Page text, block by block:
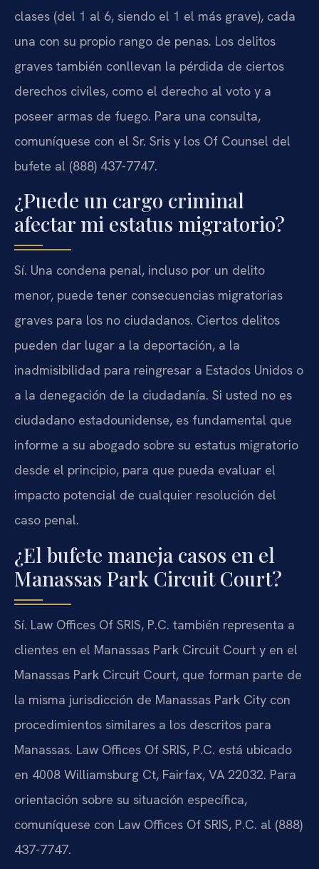
clases (del 1 al 6, siendo el 1 el más grave), cada
una con su propio rango de penas. Los delitos
graves también conllevan la pérdida de ciertos
derechos civiles, como el derecho al voto y a
poseer armas de fuego. Para una consulta,
comuníquese con el Sr. Sris y los Of Counsel del
bufete al (888) 437-7747.
¿Puede un cargo criminal
afectar mi estatus migratorio?
Sí. Una condena penal, incluso por un delito
menor, puede tener consecuencias migratorias
graves para los no ciudadanos. Ciertos delitos
pueden dar lugar a la deportación, a la
inadmisibilidad para reingresar a Estados Unidos o
a la denegación de la ciudadanía. Si usted no es
ciudadano estadounidense, es fundamental que
informe a su abogado sobre su estatus migratorio
desde el principio, para que pueda evaluar el
impacto potencial de cualquier resolución del
caso penal.
¿El bufete maneja casos en el
Manassas Park Circuit Court?
Sí. Law Offices Of SRIS, P.C. también representa a
clientes en el Manassas Park Circuit Court y en el
Manassas Park Circuit Court, que forman parte de
la misma jurisdicción de Manassas Park City con
procedimientos similares a los descritos para
Manassas. Law Offices Of SRIS, P.C. está ubicado
en 4008 Williamsburg Ct, Fairfax, VA 22032. Para
orientación sobre su situación específica,
comuníquese con Law Offices Of SRIS, P.C. al (888)
437-7747.